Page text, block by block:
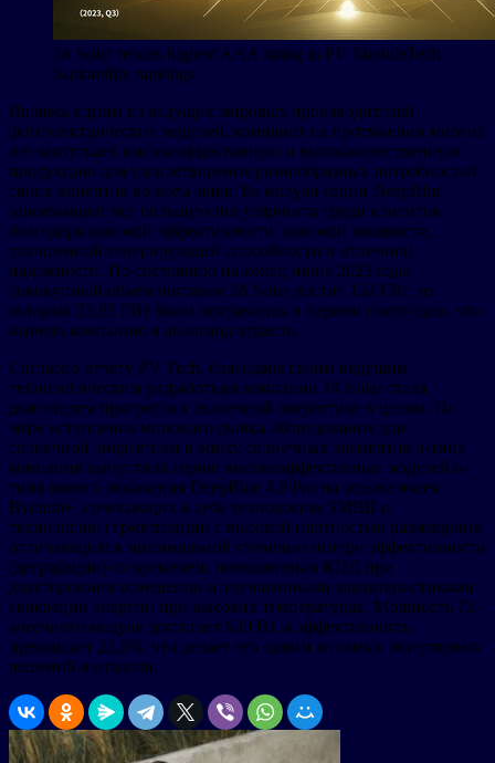
JA Solar retains highest AAA rating in PV ModuleTech
bankability rankings
Являясь одним из ведущих мировых производителей
фотоэлектрических модулей, компания на протяжении многих
лет выпускает высокоэффективную и высококачественную
продукцию для удовлетворения разнообразных потребностей
своих клиентов во всем мире. Ее модули серии DeepBlue
завоевывают все большую популярность среди клиентов
благодаря высокой эффективности. высокой мощности,
улучшенной генерирующей способности и отличной
надежности. По состоянию на конец июня 2023 года
совокупный объем поставок JA Solar достиг 152 ГВт, из
которых 23,95 ГВт были поставлены в первом полугодии, что
вывело компанию в авангард отрасли.
Согласно отчету PV Tech, благодаря своим ведущим
технологическим разработкам компании JA Solar стала
двигателем прогресса в солнечной энергетике в целом. По
мере вступления мирового рынка оборудования для
солнечной энергетики в эпоху солнечных элементов n-типа
компания выпустила серию высокоэффективных модулей n-
типа нового поколения DeepBlue 4.0 Pro на основе ячеек
Bycium+, сочетающих в себе технологию SMBB и
технологию герметизации с высокой плотностью размещения,
отличающихся минимальной степенью потери эффективности
(деградации) со временем, повышенным КПД при
двустороннем освещении и улучшенными характеристиками
генерации энергии при высоких температурах. Мощность 72-
ячеечного модуля достигает 630 Вт, а эффективность
превышает 22,5%, что делает его одним из самых популярных
решений в отрасли.